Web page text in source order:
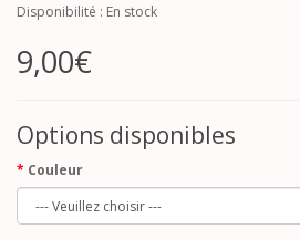
Disponibilité : En stock
9,00€
Options disponibles
Couleur